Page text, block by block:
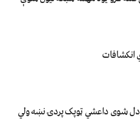
انکشافات
شوی داعشي ټوپک پردۍ نښه ولي